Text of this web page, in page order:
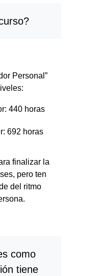
Personal”
440 horas
692 horas
finalizar la
pero ten
del ritmo
como
tiene